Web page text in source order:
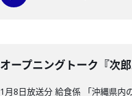
オープニングトーク『次
1月8日放送分 給食係 「沖縄県内